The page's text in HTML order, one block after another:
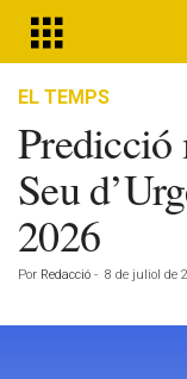
EL TEMPS
Predicció
Seu
2026
Por Redacció - 8 de juliol de